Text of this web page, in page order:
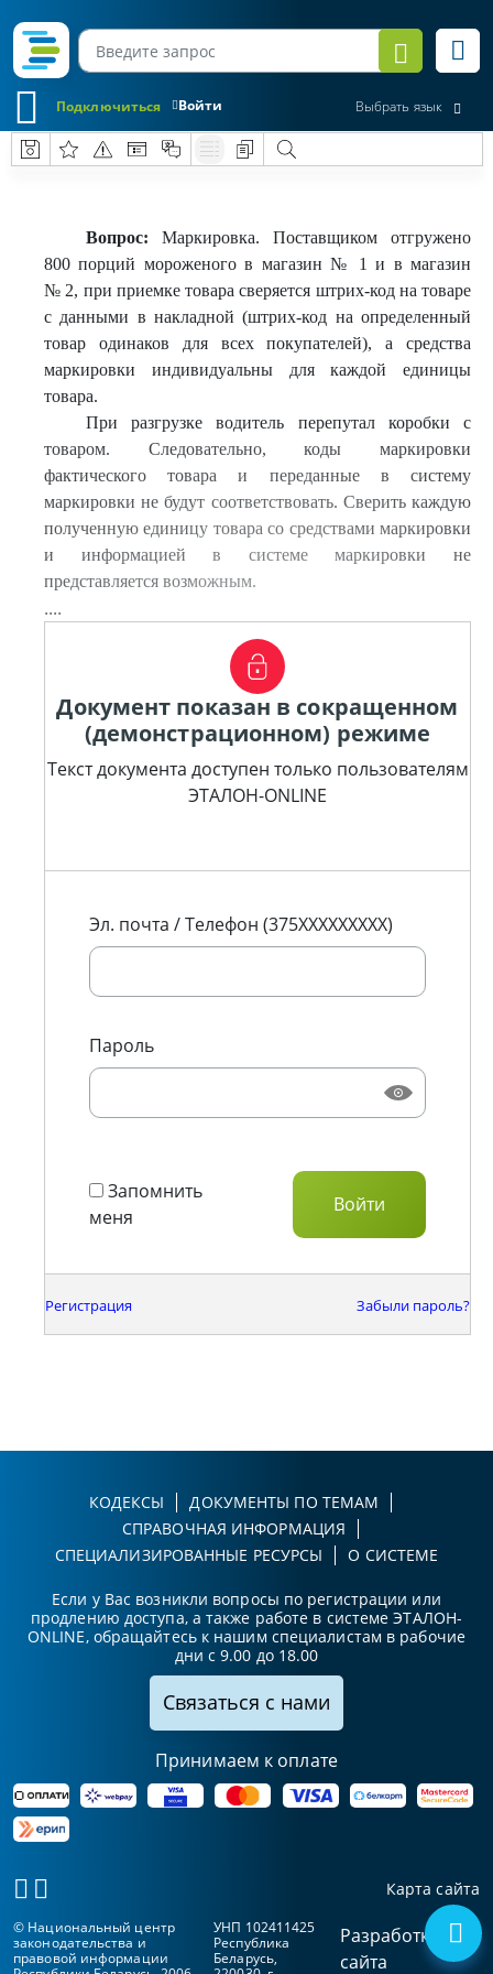
Войти
Подключиться Выбрать язык
Вопрос: Маркировка. Поставщиком отгружено
800 порций мороженого в магазин № 1 и в магазин
№ 2, при приемке товара сверяется штрих-код на товаре
с данными в накладной (штрих-код на определенный
товар одинаков для всех покупателей), а средства
маркировки индивидуальны для каждой единицы
товара.
При разгрузке водитель перепутал коробки с
товаром. Следовательно, коды маркировки
фактического товара и переданные в систему
маркировки не будут соответствовать. Сверить каждую
полученную единицу товара со средствами маркировки
и информацией в системе маркировки не
представляется возможным.
....
Документ показан в сокращенном
(демонстрационном) режиме
Текст документа доступен только пользователям
ЭТАЛОН-ONLINE
Эл. почта / Телефон (375XXXXXXXXX)
Пароль
Запомнить
меня
Регистрация Забыли пароль?
КОДЕКСЫ
ДОКУМЕНТЫ ПО ТЕМАМ
СПРАВОЧНАЯ ИНФОРМАЦИЯ
СПЕЦИАЛИЗИРОВАННЫЕ РЕСУРСЫ
О СИСТЕМЕ
Если у Вас возникли вопросы по регистрации или
продлению доступа, а также работе в системе ЭТАЛОН-
ONLINE, обращайтесь к нашим специалистам в рабочие
дни с 9.00 до 18.00
Связаться с нами
Принимаем к оплате
Карта сайта
© Национальный центр
законодательства и
правовой информации
УНП 102411425
Республика
Беларусь,
Разработка
сайта